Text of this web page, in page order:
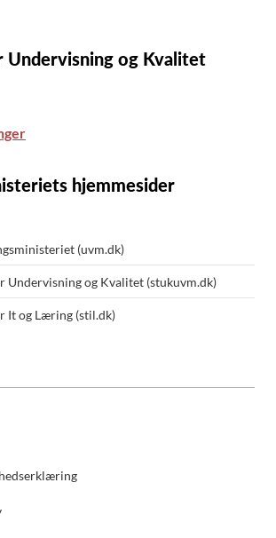
Undervisning og Kvalitet
hjemmesider
(uvm.dk)
Undervisning og Kvalitet (stukuvm.dk)
It og Læring (stil.dk)